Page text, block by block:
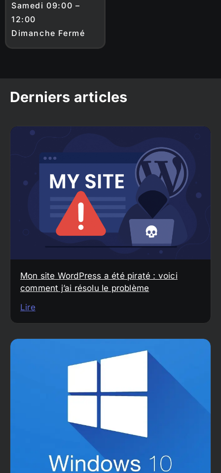
Samedi 09:00 –
12:00
Dimanche Fermé
Derniers articles
Mon site WordPress a été piraté : voici
comment j’ai résolu le problème
Lire